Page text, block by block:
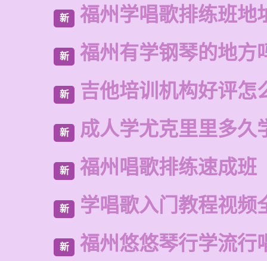
新 福州学唱歌排练班地
新 福州有学钢琴的地方
新 吉他培训机构好评怎
新 成人学尤克里里多久
新 福州唱歌排练速成班
新 学唱歌入门教程视频
新 福州悠悠琴行学流行